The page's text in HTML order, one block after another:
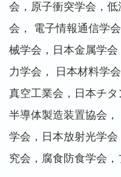
会，原子衝突学会，
会， 電子情報通信学
械学会，日本金属学
力学会， 日本材料学
真空工業会，日本チ
半導体製造装置協会
学会，日本放射光学
究会，腐食防食学会